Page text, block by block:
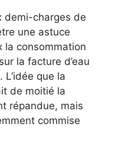
demi-charges de
une astuce
la consommation
la facture d’eau
que la
de moitié la
répandue, mais
commise